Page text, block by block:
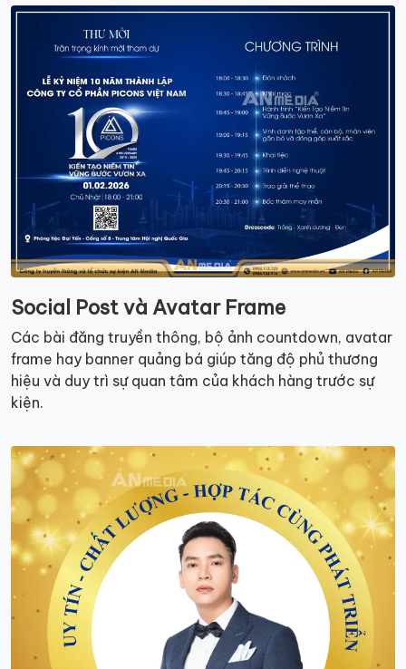
Social Post và Avatar Frame
Các bài đăng truyền thông, bộ ảnh countdown, avatar
frame hay banner quảng bá giúp tăng độ phủ thương
hiệu và duy trì sự quan tâm của khách hàng trước sự
kiện.